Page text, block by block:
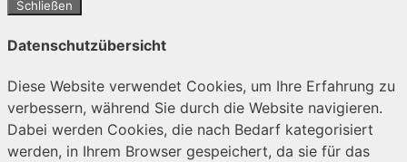
Schließen
Datenschutzübersicht
Diese Website verwendet Cookies, um Ihre Erfahrung zu
verbessern, während Sie durch die Website navigieren.
Dabei werden Cookies, die nach Bedarf kategorisiert
werden, in Ihrem Browser gespeichert, da sie für das